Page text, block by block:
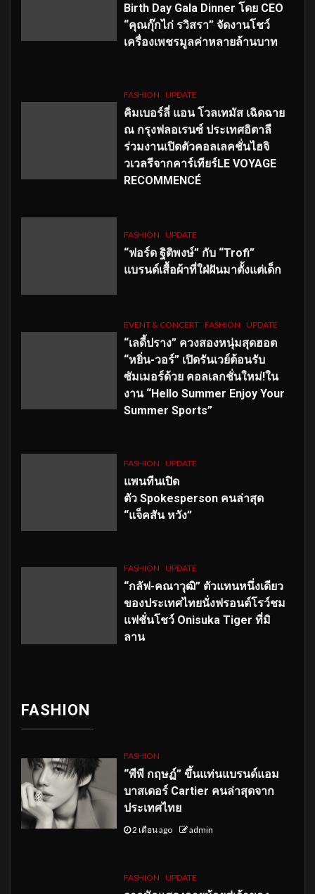
Birth Day Gala Dinner โดย CEO
“คุณกุ๊กไก่ รวิสรา” จัดงานโชว์
เครื่องเพชรมูลค่าหลายล้านบาท
FASHION UPDATE
คิมเบอร์ลี่ แอน โวลเทมัส เฉิดฉาย
ณ กรุงฟลอเรนซ์ ประเทศอิตาลี
ร่วมงานเปิดตัวคอลเลคชั่นไฮจิ
วเวลรีจากคาร์เทียร์LE VOYAGE
RECOMMENCÉ
FASHION UPDATE
“ฟอร์ด ฐิติพงษ์” กับ “Trofi”
แบรนด์เสื้อผ้าที่ใฝ่ฝันมาตั้งแต่เด็ก
EVENT & CONCERT FASHION UPDATE
“เลดี้ปราง” ควงสองหนุ่มสุดฮอต
“หยิ่น-วอร์” เปิดรันเวย์ต้อนรับ
ซัมเมอร์ด้วย คอลเลกชั่นใหม่!ใน
งาน “Hello Summer Enjoy Your
Summer Sports”
FASHION UPDATE
แพนทีนเปิด
ตัว Spokesperson คนล่าสุด
“แจ็คสัน หวัง”
FASHION UPDATE
“กลัฟ-คณาวุฒิ” ตัวแทนหนึ่งเดียว
ของประเทศไทยนั่งฟรอนต์โรว์ชม
แฟชั่นโชว์ Onisuka Tiger ที่มิ
ลาน
FASHION
FASHION
“พีพี กฤษฏ์” ขึ้นแท่นแบรนด์แอม
บาสเดอร์ Cartier คนล่าสุดจาก
ประเทศไทย
2 เดือน ago admin
FASHION UPDATE